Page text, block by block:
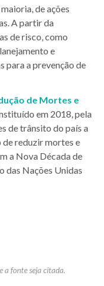
de ações
A partir da
de risco, como
e
para a prevenção de
de Mortes e
em 2018, pela
de trânsito do país a
reduzir mortes e
a Nova Década de
das Nações Unidas